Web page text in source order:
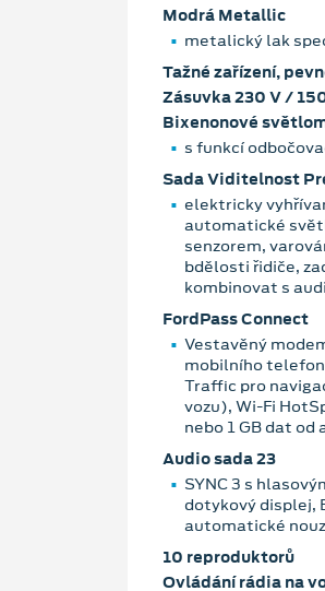
Modrá Metallic
metalický lak
Tažné zařízení,
Zásuvka 230 V /
Bixenonové
s funkcí
Sada Viditelnost
elektricky
automatické
senzorem,
bdělosti řidiče,
kombinovat s
FordPass Connect
Vestavěný
mobilního
Traffic pro
vozu), Wi-Fi
nebo 1 GB dat od
Audio sada 23
SYNC 3 s
dotykový displej,
automatické
10 reproduktorů
Ovládání rádia na